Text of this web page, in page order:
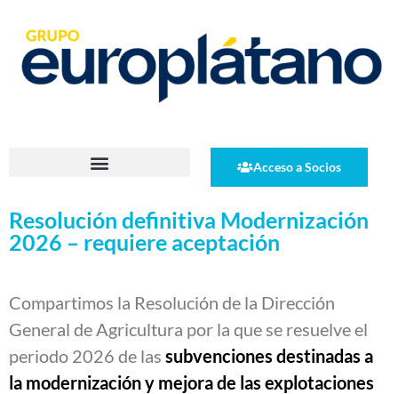
Acceso a Socios
Resolución definitiva Modernización
2026 – requiere aceptación
Compartimos la Resolución de la Dirección
General de Agricultura por la que se resuelve el
periodo 2026 de las subvenciones destinadas a
la modernización y mejora de las explotaciones